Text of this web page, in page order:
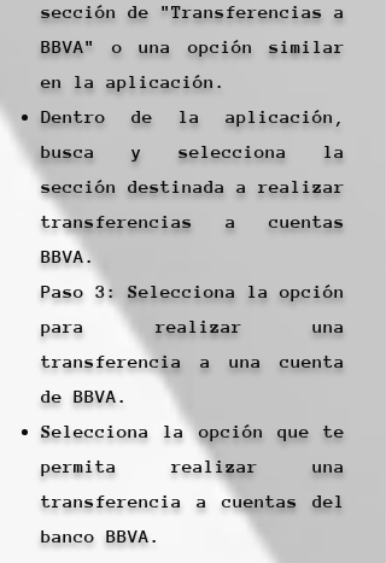
sección de "Transferencias a
BBVA" o una opción similar
en la aplicación.
Dentro de la aplicación,
busca y selecciona la
sección destinada a realizar
transferencias a cuentas
BBVA.
Paso 3: Selecciona la opción
para realizar una
transferencia a una cuenta
de BBVA.
Selecciona la opción que te
permita realizar una
transferencia a cuentas del
banco BBVA.